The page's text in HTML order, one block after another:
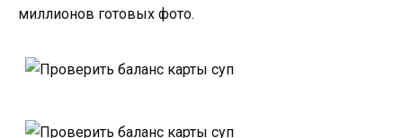
миллионов готовых фото.